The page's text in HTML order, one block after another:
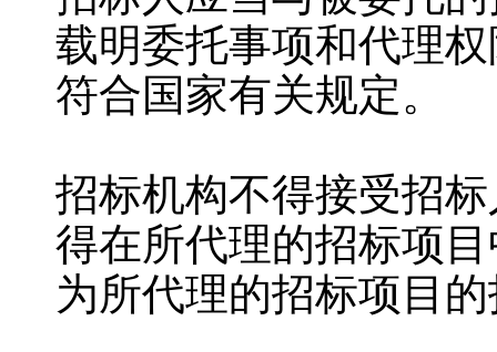
载明委托事项和代理
符合国家有关规定。
招标机构不得接受招
得在所代理的招标项
为所代理的招标项目